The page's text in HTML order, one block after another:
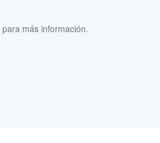
para más información.